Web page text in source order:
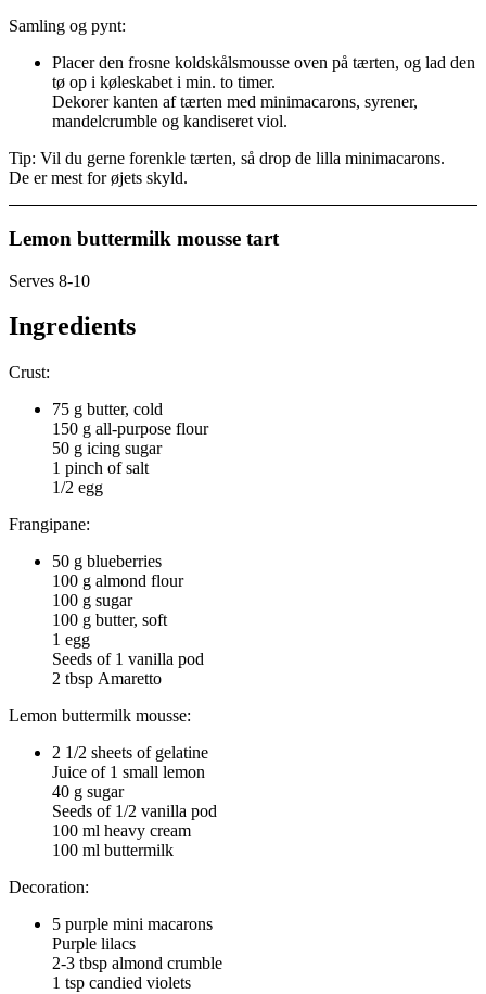
Samling og pynt:
Placer den frosne koldskålsmousse oven på tærten, og lad den
tø op i køleskabet i min. to timer.
Dekorer kanten af tærten med minimacarons, syrener,
mandelcrumble og kandiseret viol.
Tip: Vil du gerne forenkle tærten, så drop de lilla minimacarons.
De er mest for øjets skyld.
Lemon buttermilk mousse tart
Serves 8-10
Ingredients
Crust:
75 g butter, cold
150 g all-purpose flour
50 g icing sugar
1 pinch of salt
1/2 egg
Frangipane:
50 g blueberries
100 g almond flour
100 g sugar
100 g butter, soft
1 egg
Seeds of 1 vanilla pod
2 tbsp Amaretto
Lemon buttermilk mousse:
2 1/2 sheets of gelatine
Juice of 1 small lemon
40 g sugar
Seeds of 1/2 vanilla pod
100 ml heavy cream
100 ml buttermilk
Decoration:
5 purple mini macarons
Purple lilacs
2-3 tbsp almond crumble
1 tsp candied violets